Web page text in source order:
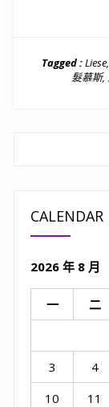
Tagged :Liese
髮慕斯,
CALENDAR
2026 年 8 月
一 二
3
4
10
11